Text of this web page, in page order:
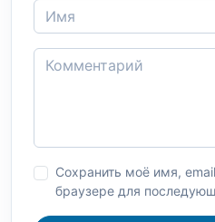
Сохранить моё имя,
браузере для